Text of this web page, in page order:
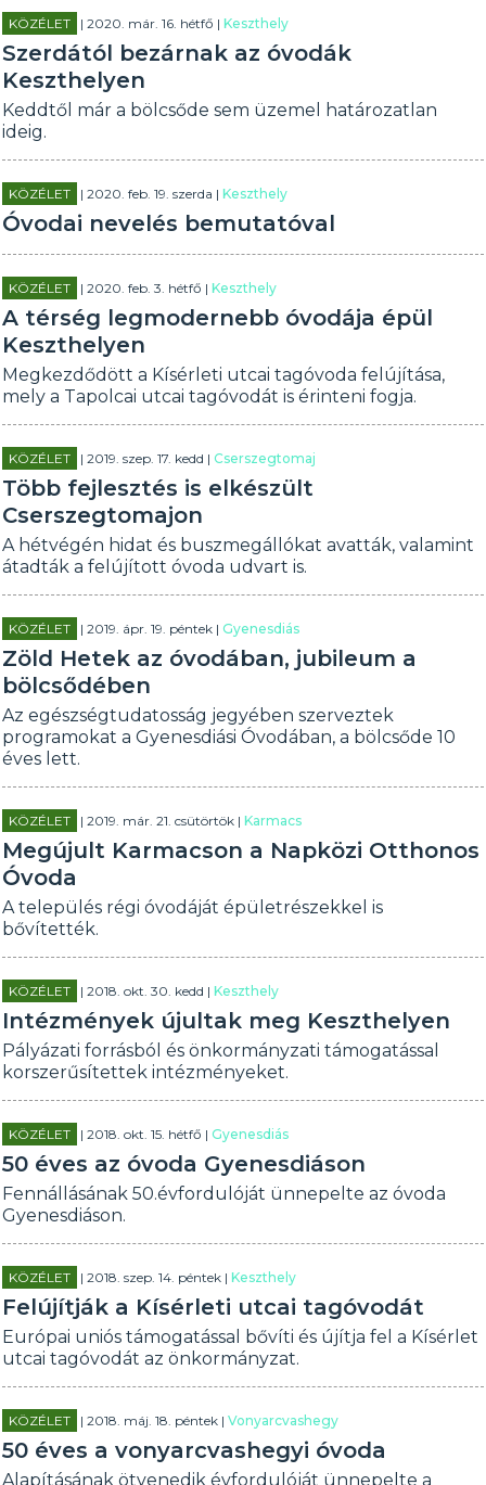
KÖZÉLET | 2020. már. 16. hétfő |Keszthely
Szerdától bezárnak az óvodák
Keszthelyen
Keddtől már a bölcsőde sem üzemel határozatlan
ideig.
KÖZÉLET | 2020. feb. 19. szerda |Keszthely
Óvodai nevelés bemutatóval
KÖZÉLET | 2020. feb. 3. hétfő |Keszthely
A térség legmodernebb óvodája épül
Keszthelyen
Megkezdődött a Kísérleti utcai tagóvoda felújítása,
mely a Tapolcai utcai tagóvodát is érinteni fogja.
KÖZÉLET | 2019. szep. 17. kedd |Cserszegtomaj
Több fejlesztés is elkészült
Cserszegtomajon
A hétvégén hidat és buszmegállókat avatták, valamint
átadták a felújított óvoda udvart is.
KÖZÉLET | 2019. ápr. 19. péntek |Gyenesdiás
Zöld Hetek az óvodában, jubileum a
bölcsődében
Az egészségtudatosság jegyében szerveztek
programokat a Gyenesdiási Óvodában, a bölcsőde 10
éves lett.
KÖZÉLET | 2019. már. 21. csütörtök |Karmacs
Megújult Karmacson a Napközi Otthonos
Óvoda
A település régi óvodáját épületrészekkel is
bővítették.
KÖZÉLET | 2018. okt. 30. kedd |Keszthely
Intézmények újultak meg Keszthelyen
Pályázati forrásból és önkormányzati támogatással
korszerűsítettek intézményeket.
KÖZÉLET | 2018. okt. 15. hétfő |Gyenesdiás
50 éves az óvoda Gyenesdiáson
Fennállásának 50.évfordulóját ünnepelte az óvoda
Gyenesdiáson.
KÖZÉLET | 2018. szep. 14. péntek |Keszthely
Felújítják a Kísérleti utcai tagóvodát
Európai uniós támogatással bővíti és újítja fel a Kísérlet
utcai tagóvodát az önkormányzat.
KÖZÉLET | 2018. máj. 18. péntek |Vonyarcvashegy
50 éves a vonyarcvashegyi óvoda
Alapításának ötvenedik évfordulóját ünnepelte a